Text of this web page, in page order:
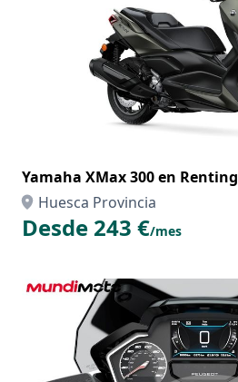
Yamaha XMax 300 en Renting
Huesca Provincia
Desde 243 €/mes